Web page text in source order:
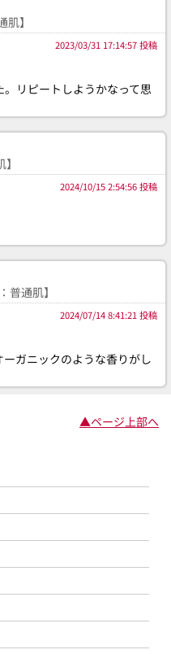
】
2023/03/31 17:14:57 投稿
リピートしようかなって思
2024/10/15 2:54:56 投稿
通肌】
2024/07/14 8:41:21 投稿
ガニックのような香りがし
▲ページ上部へ